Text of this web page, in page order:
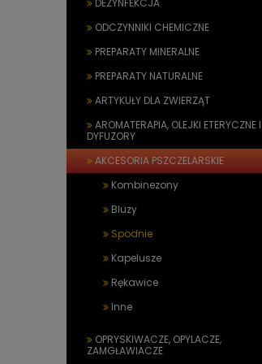
DEZYNFEKCJA
ODCZYNNIKI CHEMICZNE
PREPARATY MINERALNE
PREPARATY NATURALNE
ARTYKUŁY DLA ZWIERZĄT
AROMATERAPIA, OLEJKI ETERYCZNE I
DYFUZORY
AKCESORIA PSZCZELARSKIE
Kombinezony
Bluzy
Spodnie
Kapelusze
Rękawice
Inne
OPRYSKIWACZE, OPYLACZE,
ZAMGŁAWIACZE